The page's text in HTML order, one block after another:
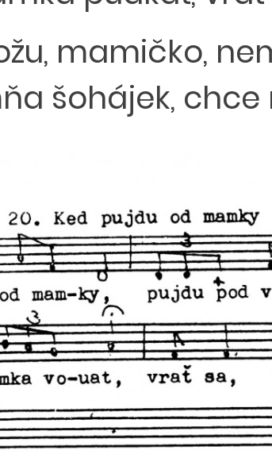
mamičko,
šohájek,